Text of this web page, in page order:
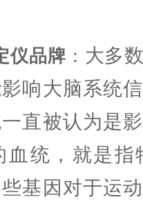
仪品牌 ： 大多
响大脑系统
直被认为是
血统，就是指
基因对于运